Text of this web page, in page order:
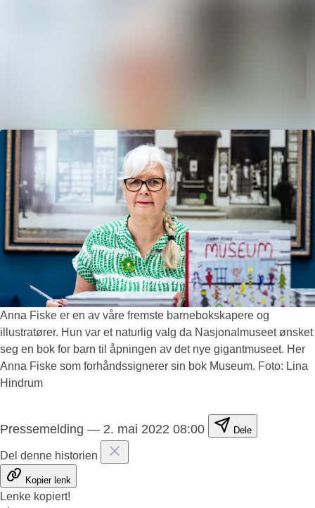
Anna Fiske er en av våre fremste barnebokskapere og
illustratører. Hun var et naturlig valg da Nasjonalmuseet ønsket
seg en bok for barn til åpningen av det nye gigantmuseet. Her
Anna Fiske som forhåndssignerer sin bok Museum. Foto: Lina
Hindrum
Pressemelding — 2. mai 2022 08:00 Dele
Del denne historien
Kopier lenk
Lenke kopiert!